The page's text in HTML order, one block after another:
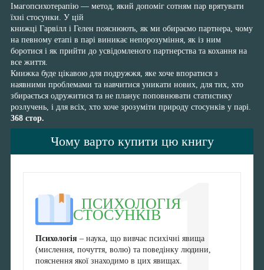
Імагопсихотерапію — метод, який допоміг сотням пар врятувати
їхні стосунки. У цій
книжці Гарвілл і Гелен пояснюють, як ми обираємо партнера, чому
на певному етапі в парі виникає непорозуміння, як із ним
боротися і як прийти до усвідомленого партнерства та кохання на
все життя.
Книжка буде цікавою для подружжя, яке хоче впоратися з
наявними проблемами та навчитися уникати нових, для тих, хто
збирається одружитися та не планує поповнювати статистику
розлучень, і для всіх, хто хоче зрозуміти природу стосунків у парі.
368 стор.
Чому варто купити цю книгу
1
ПСИХОЛОГІЯ
СТОСУНКІВ
Психологія – наука, що вивчає психічні явища
(мислення, почуття, волю) та поведінку людини,
пояснення якої знаходимо в цих явищах.